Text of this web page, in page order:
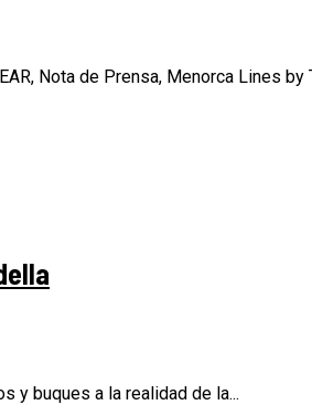
Nota de Prensa, Menorca Lines by
y buques a la realidad de la...